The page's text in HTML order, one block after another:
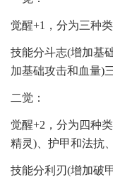
觉醒+1，分为三种
技能分斗志(增加基
加基础攻击和血量)
二觉：
觉醒+2，分为四种
精灵)、护甲和法抗
技能分利刃(增加破